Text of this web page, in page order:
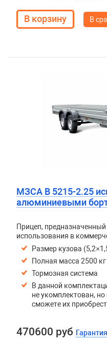
В
МЗСА B 5215-2.25
алюминиевыми
Прицеп,
использования в
Размер кузова
Полная масса 2500 кг
Тормозная система
В данной
не укомплектован,
сможете их
470600 руб